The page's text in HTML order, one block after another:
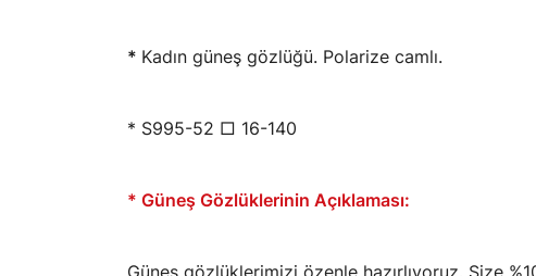
* Kadın güneş gözlüğü. Polarize camlı.
* S995-52 □ 16-140
* Güneş Gözlüklerinin Açıklaması:
Güneş gözlüklerimizi özenle hazırlıyoruz. Size